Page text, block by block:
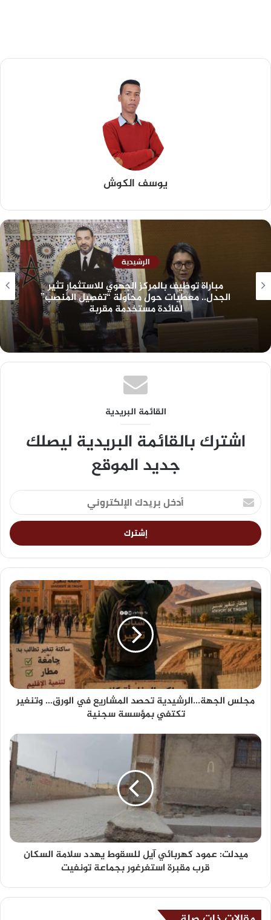
يوسف الكوش
الرشيدية
مباراة توظيف بالمركز الجهوي للاستثمار تثير
الجدل.. معطيات حول محاولة “تفصيل المنصب”
لفائدة مستخدمة مقربة
القائمة البريدية
اشترك بالقائمة البريدية ليصلك
جديد الموقع
مجلس الجهة...الرشيدية تحصد المشاريع في الورق… وتنغير
تكتفي بمؤسسة سجنية
ميدلت: عمود كهربائي آيل للسقوط يهدد سلامة السكان
قرب مقبرة استغرغور بجماعة تونفيت